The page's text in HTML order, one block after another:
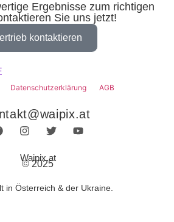
Ergebnisse zum richtigen
Sie uns jetzt!
kontaktieren
Datenschutzerklärung AGB
Waipix.at
© 2025
in Österreich & der Ukraine.